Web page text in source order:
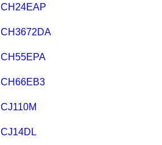
CH24EAP
CH3672DA
CH55EPA
CH66EB3
CJ110M
CJ14DL